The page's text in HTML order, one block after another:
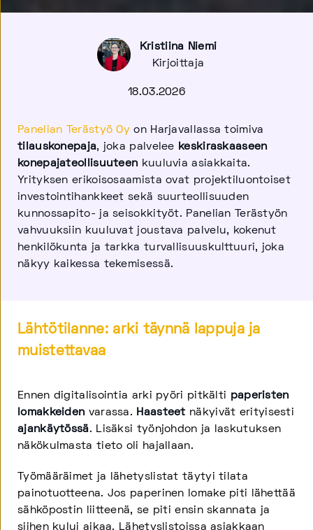
Kristiina Niemi
Kirjoittaja
18.03.2026
Panelian Terästyö Oy on Harjavallassa toimiva
tilauskonepaja, joka palvelee
keskiraskaaseen
konepajateollisuuteen kuuluvia asiakkaita.
Yrityksen erikoisosaamista ovat projektiluontoiset
investointihankkeet sekä suurteollisuuden
kunnossapito- ja seisokkityöt. Panelian Terästyön
vahvuuksiin kuuluvat joustava palvelu, kokenut
henkilökunta ja tarkka turvallisuuskulttuuri, joka
näkyy kaikessa tekemisessä.
Lähtötilanne: arki täynnä lappuja ja
muistettavaa
Ennen digitalisointia arki pyöri pitkälti paperisten
lomakkeiden varassa. Haasteet näkyivät erityisesti
ajankäytössä. Lisäksi työnjohdon ja laskutuksen
näkökulmasta tieto oli hajallaan.
Työmääräimet ja lähetyslistat täytyi tilata
painotuotteena. Jos paperinen lomake piti lähettää
sähköpostin liitteenä, se piti ensin skannata ja
siihen kului aikaa. Lähetyslistoissa asiakkaan